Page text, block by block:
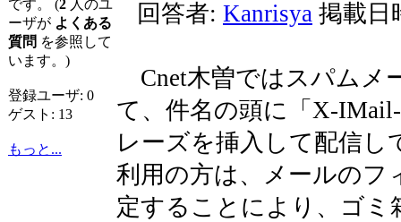
です。 (2 人のユ
ーザが よくある
質問 を参照して
います。)
登録ユーザ: 0
ゲスト: 13
もっと...
回答者: Kanrisya 掲載日
Cnet木曽ではスパムメ
て、件名の頭に「X-
レーズを挿入して配信
利用の方は、メールのフ
定することにより、ゴ